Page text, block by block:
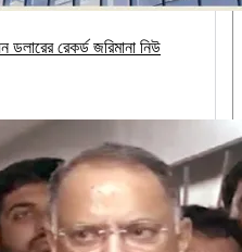
ডলারের রেকর্ড জরিমানা নিউ